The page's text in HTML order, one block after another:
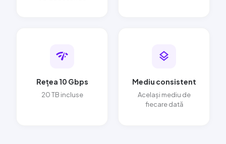
network_check
Rețea 10 Gbps
20 TB incluse
layers
Mediu consistent
Același mediu de
fiecare dată